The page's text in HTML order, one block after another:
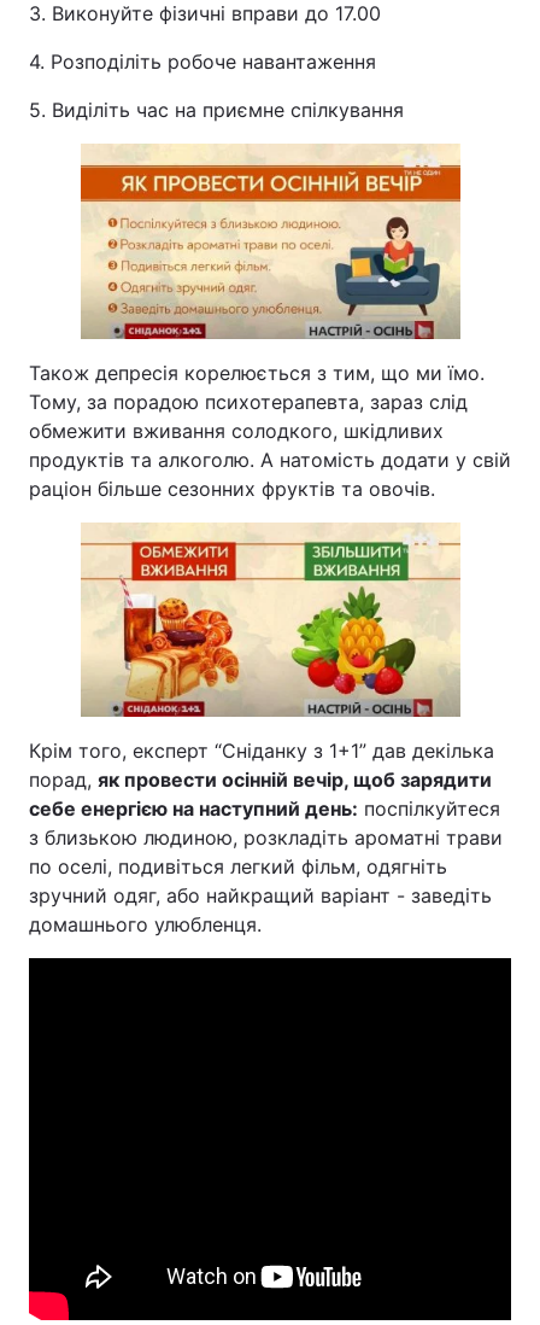
3. Виконуйте фізичні вправи до 17.00
4. Розподіліть робоче навантаження
5. Виділіть час на приємне спілкування
Також депресія корелюється з тим, що ми їмо.
Тому, за порадою психотерапевта, зараз слід
обмежити вживання солодкого, шкідливих
продуктів та алкоголю. А натомість додати у свій
раціон більше сезонних фруктів та овочів.
Крім того, експерт “Сніданку з 1+1” дав декілька
порад, як провести осінній вечір, щоб зарядити
себе енергією на наступний день: поспілкуйтеся
з близькою людиною, розкладіть ароматні трави
по оселі, подивіться легкий фільм, одягніть
зручний одяг, або найкращий варіант - заведіть
домашнього улюбленця.